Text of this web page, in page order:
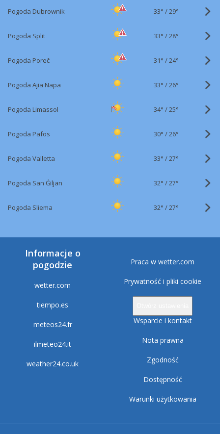
Pogoda Dubrownik 33° /29°
Pogoda Split 33° /28°
Pogoda Poreč 31° /24°
Pogoda Ajia Napa 33° /26°
Pogoda Limassol 34° /25°
Pogoda Pafos 30° /26°
Pogoda Valletta 33° /27°
Pogoda San Ġiljan 32° /27°
Pogoda Sliema 32° /27°
Informacje o
pogodzie
wetter.com
tiempo.es
meteos24.fr
ilmeteo24.it
weather24.co.uk
Praca w wetter.com
Prywatność i pliki cookie
Wsparcie i kontakt
Nota prawna
Zgodność
Dostępność
Warunki użytkowania